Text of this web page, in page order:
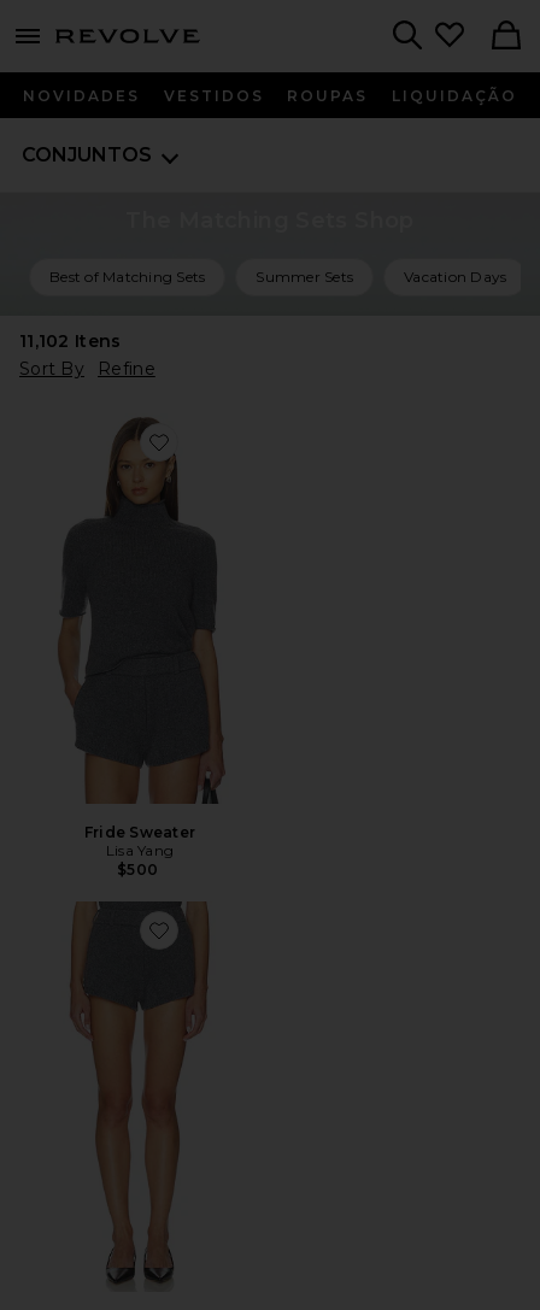
menu - shows more content
NOVIDADES VESTIDOS ROUPAS LIQUIDAÇÃO
CONJUNTOS
Best of Matching Sets Summer Sets Vacation Days
11,102 Itens
Sort By
Refine
Favorite Fride Sweater
Fride Sweater
Lisa Yang
$500
Favorite Annora Shorts